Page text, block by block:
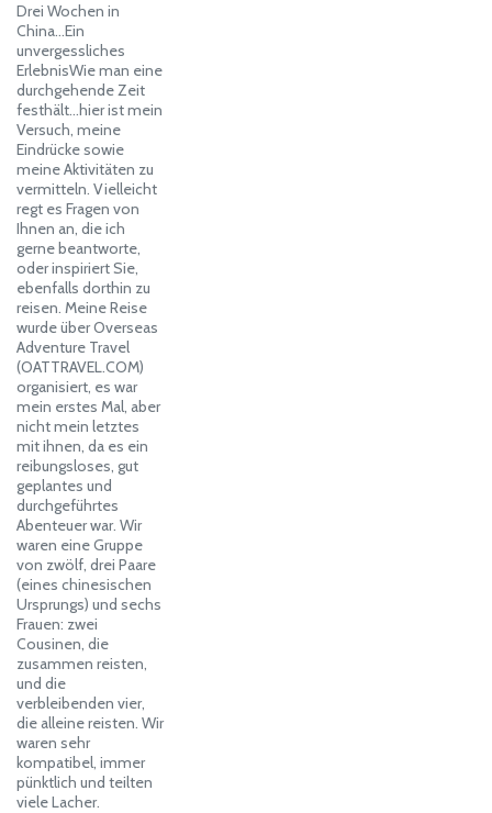
Drei Wochen in
China…Ein
unvergessliches
ErlebnisWie man eine
durchgehende Zeit
festhält…hier ist mein
Versuch, meine
Eindrücke sowie
meine Aktivitäten zu
vermitteln. Vielleicht
regt es Fragen von
Ihnen an, die ich
gerne beantworte,
oder inspiriert Sie,
ebenfalls dorthin zu
reisen. Meine Reise
wurde über Overseas
Adventure Travel
(OATTRAVEL.COM)
organisiert, es war
mein erstes Mal, aber
nicht mein letztes
mit ihnen, da es ein
reibungsloses, gut
geplantes und
durchgeführtes
Abenteuer war. Wir
waren eine Gruppe
von zwölf, drei Paare
(eines chinesischen
Ursprungs) und sechs
Frauen: zwei
Cousinen, die
zusammen reisten,
und die
verbleibenden vier,
die alleine reisten. Wir
waren sehr
kompatibel, immer
pünktlich und teilten
viele Lacher.